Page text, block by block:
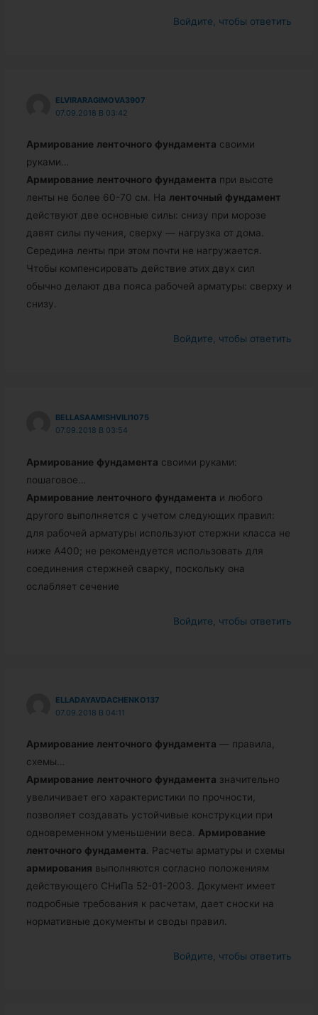
Войдите, чтобы ответить
ELVIRARAGIMOVA3907
07.09.2018 В 03:42
Армирование ленточного фундамента своими
руками…
Армирование ленточного фундамента при высоте
ленты не более 60-70 см. На ленточный фундамент
действуют две основные силы: снизу при морозе
давят силы пучения, сверху — нагрузка от дома.
Середина ленты при этом почти не нагружается.
Чтобы компенсировать действие этих двух сил
обычно делают два пояса рабочей арматуры: сверху и
снизу.
Войдите, чтобы ответить
BELLASAAMISHVILI1075
07.09.2018 В 03:54
Армирование фундамента своими руками:
пошаговое…
Армирование ленточного фундамента и любого
другого выполняется с учетом следующих правил:
для рабочей арматуры используют стержни класса не
ниже А400; не рекомендуется использовать для
соединения стержней сварку, поскольку она
ослабляет сечение
Войдите, чтобы ответить
ELLADAYAVDACHENKO137
07.09.2018 В 04:11
Армирование ленточного фундамента — правила,
схемы…
Армирование ленточного фундамента значительно
увеличивает его характеристики по прочности,
позволяет создавать устойчивые конструкции при
одновременном уменьшении веса. Армирование
ленточного фундамента. Расчеты арматуры и схемы
армирования выполняются согласно положениям
действующего СНиПа 52-01-2003. Документ имеет
подробные требования к расчетам, дает сноски на
нормативные документы и своды правил.
Войдите, чтобы ответить